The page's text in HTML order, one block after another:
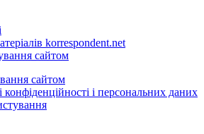
korrespondent.net
сайтом
сайтом
конфіденційності і персональних даних